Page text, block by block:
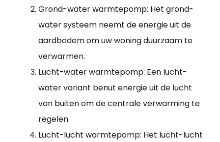
Grond-water warmtepomp: Het grond-
water systeem neemt de energie uit de
aardbodem om uw woning duurzaam te
verwarmen.
Lucht-water warmtepomp: Een lucht-
water variant benut energie uit de lucht
van buiten om de centrale verwarming te
regelen.
Lucht-lucht warmtepomp: Het lucht-lucht